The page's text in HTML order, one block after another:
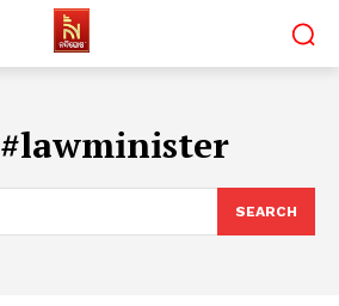
#lawminister
SEARCH